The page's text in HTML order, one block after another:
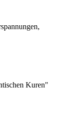
Kuren"